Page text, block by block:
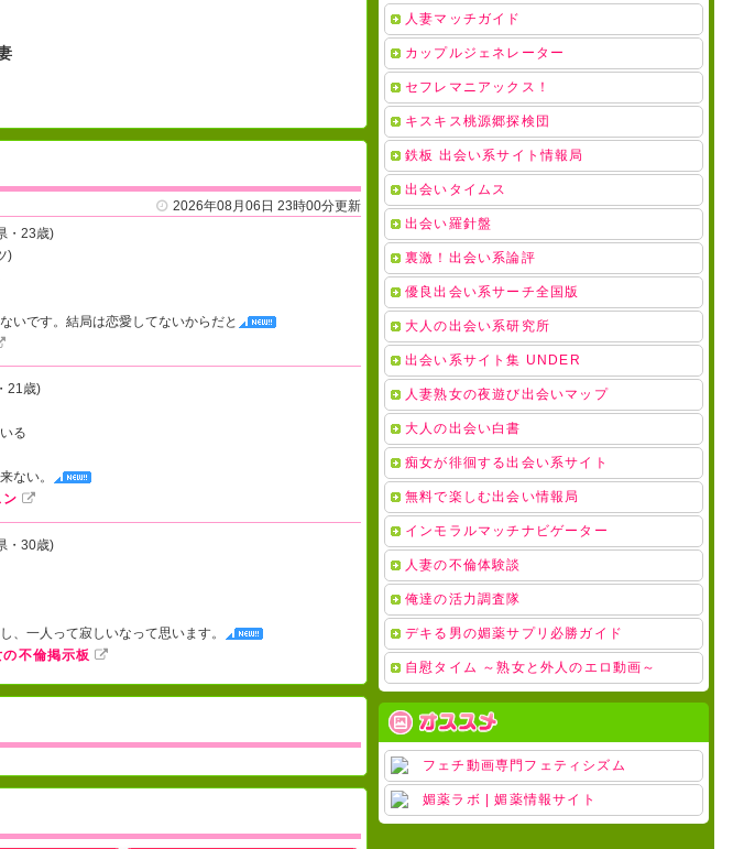
2026年08月06日 23時00分更新
・23歳)
)
いです。結局は恋愛してないからだと
21歳)
る
ない。
・30歳)
、一人って寂しいなって思います。
不倫掲示板
人妻マッチガイド
カップルジェネレーター
セフレマニアックス！
キスキス桃源郷探検団
鉄板 出会い系サイト情報局
出会いタイムス
出会い羅針盤
裏激！出会い系論評
優良出会い系サーチ全国版
大人の出会い系研究所
出会い系サイト集 UNDER
人妻熟女の夜遊び出会いマップ
大人の出会い白書
痴女が徘徊する出会い系サイト
無料で楽しむ出会い情報局
インモラルマッチナビゲーター
人妻の不倫体験談
俺達の活力調査隊
デキる男の媚薬サプリ必勝ガイド
自慰タイム ～熟女と外人のエロ動画～